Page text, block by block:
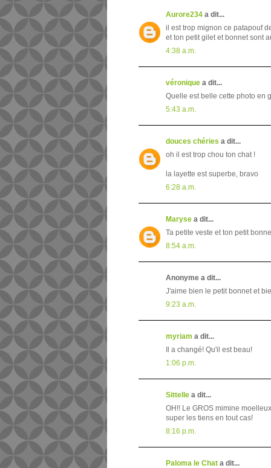
Aurore234 a dit...
il est trop mignon ce patapouf
et ton petit gilet et bonnet sont
4:38 a.m.
véronique a dit...
Quelle est belle cette photo en
5:43 a.m.
douces chéries a dit...
oh il est trop chou ton chat !
la layette est superbe, bravo
6:28 a.m.
Maryse a dit...
Ta petite veste et ton petit
8:54 a.m.
Anonyme a dit...
J'aime bien le petit bonnet et
9:23 a.m.
myriam a dit...
Il a changé! Qu'il est beau!
1:06 p.m.
Sittelle a dit...
OH!! Le GROS mimine
super les tiens en tout cas!
8:16 p.m.
Paloma le Chat a dit...